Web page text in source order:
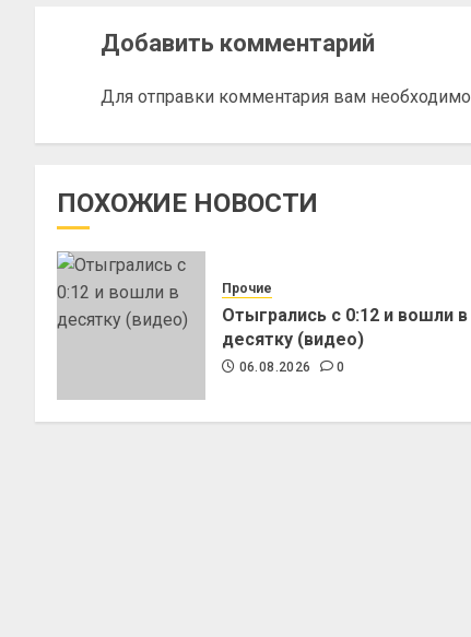
Добавить комментарий
Для отправки комментария вам необходимо
ПОХОЖИЕ НОВОСТИ
Прочие
Отыгрались с 0:12 и вошли в
десятку (видео)
06.08.2026 0